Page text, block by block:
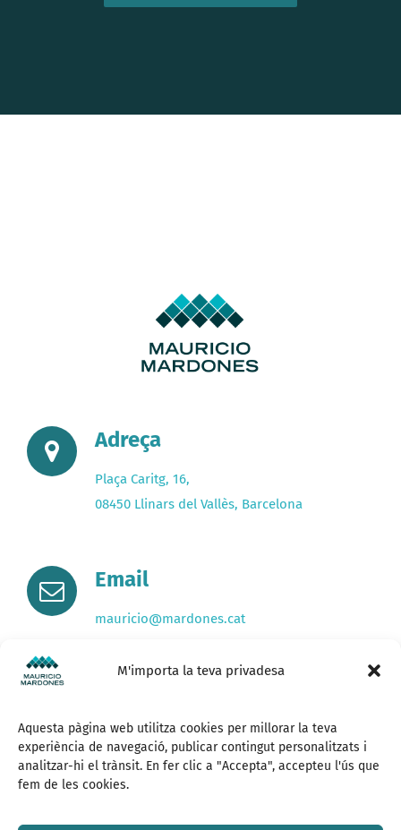
M'importa la teva privadesa
Aquesta pàgina web utilitza cookies per millorar la teva
experiència de navegació, publicar contingut personalitzats i
analitzar-hi el trànsit. En fer clic a "Accepta", accepteu l'ús que
fem de les cookies.
Adreça
Plaça Caritg, 16,
08450 Llinars del Vallès, Barcelona
Email
mauricio@mardones.cat
+34 680507258